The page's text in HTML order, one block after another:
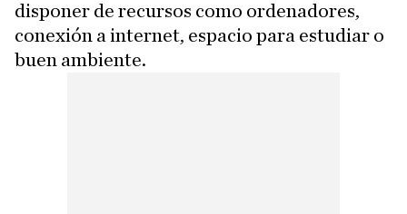
disponer de recursos como ordenadores,
conexión a internet, espacio para estudiar o
buen ambiente.